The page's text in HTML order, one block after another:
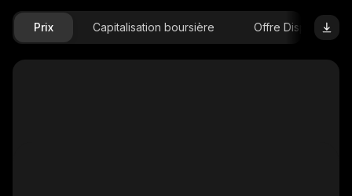
Prix Capitalisation boursière Offre Disponible